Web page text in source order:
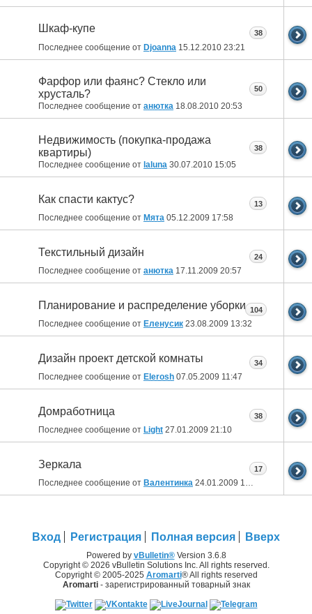
Шкаф-купе
Последнее сообщение от Djoanna 15.12.2010 23:21
38
Фарфор или фаянс? Стекло или
хрусталь?
Последнее сообщение от анютка 18.08.2010 20:53
50
Недвижимость (покупка-продажа
квартиры)
Последнее сообщение от laluna 30.07.2010 15:05
38
Как спасти кактус?
Последнее сообщение от Мята 05.12.2009 17:58
13
Текстильный дизайн
Последнее сообщение от анютка 17.11.2009 20:57
24
Планирование и распределение уборки
Последнее сообщение от Еленусик 23.08.2009 13:32
104
Дизайн проект детской комнаты
Последнее сообщение от Elerosh 07.05.2009 11:47
34
Домработница
Последнее сообщение от Light 27.01.2009 21:10
38
Зеркала
Последнее сообщение от Валентинка 24.01.2009 12:02
17
Вход Регистрация Полная версия Вверх
Powered by vBulletin®Version 3.6.8
Copyright © 2026 vBulletin Solutions Inc. All rights reserved.
Copyright © 2005-2025 Aromarti® All rights reserved
Aromarti- зарегистрированный товарный знак